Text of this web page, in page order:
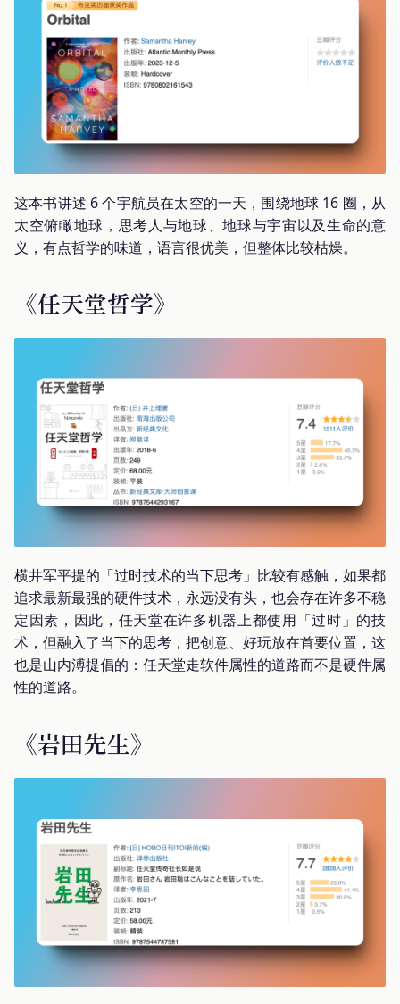
这本书讲述 6 个宇航员在太空的一天，围绕地球 16 圈，从
太空俯瞰地球，思考人与地球、地球与宇宙以及生命的意
义，有点哲学的味道，语言很优美，但整体比较枯燥。
《任天堂哲学》
横井军平提的「过时技术的当下思考」比较有感触，如果都
追求最新最强的硬件技术，永远没有头，也会存在许多不稳
定因素，因此，任天堂在许多机器上都使用「过时」的技
术，但融入了当下的思考，把创意、好玩放在首要位置，这
也是山内溥提倡的：任天堂走软件属性的道路而不是硬件属
性的道路。
《岩田先生》